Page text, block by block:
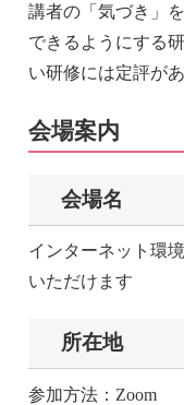
講者の「気づき」
できるようにする
い研修には定評があ
会場案内
会場名
インターネット環
いただけます
所在地
参加方法：Zoom